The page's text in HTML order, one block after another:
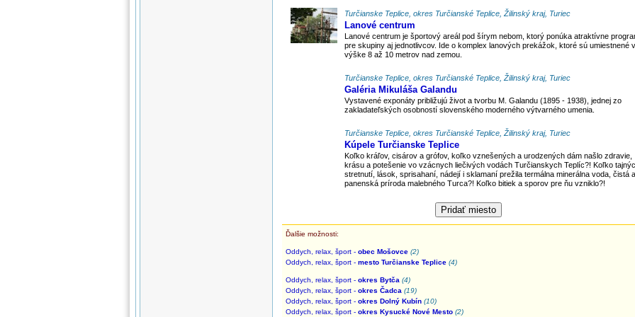
Turčianske Teplice, okres Turčianské Teplice, Žilinský kraj, Turiec
Lanové centrum
Lanové centrum je športový areál pod šírym nebom, ktorý ponúka atraktívne
pre skupiny aj jednotlivcov. Ide o komplex lanových prekážok, ktoré sú umiestnené
výške 8 až 10 metrov nad zemou.
Turčianske Teplice, okres Turčianské Teplice, Žilinský kraj, Turiec
Galéria Mikuláša Galandu
Vystavené exponáty približujú život a tvorbu M. Galandu (1895 - 1938), jednej zo
zakladateľských osobností slovenského moderného výtvarného umenia.
Turčianske Teplice, okres Turčianské Teplice, Žilinský kraj, Turiec
Kúpele Turčianske Teplice
Koľko kráľov, cisárov a grófov, koľko vznešených a urodzených dám našlo zdravie,
krásu a potešenie vo vzácnych liečivých vodách Turčianskych Teplíc?! Koľko
stretnutí, lások, sprisahaní, nádejí i sklamaní prežila termálna minerálna voda, čistá
panenská príroda malebného Turca?! Koľko bitiek a sporov pre ňu vzniklo?!
Ďalšie možnosti:
Oddych, relax, šport - obec Mošovce (2)
Oddych, relax, šport - mesto Turčianske Teplice (4)
Oddych, relax, šport - okres Bytča (4)
Oddych, relax, šport - okres Čadca (19)
Oddych, relax, šport - okres Dolný Kubín (10)
Oddych, relax, šport - okres Kysucké Nové Mesto (2)